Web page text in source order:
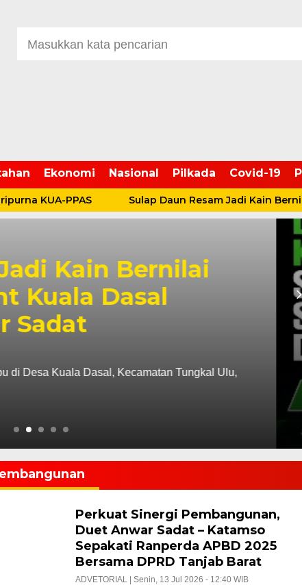
Ekonomi Nasional Pilkada Covid-19
PPAS Sulap Daun Resam Jadi Kain Bernilai
– Katamso Salurkan
Kebakaran
kerja Bupati Tanjung Jabung Barat, Drs. H. Anwar
Perkuat Sinergi Pembangunan,
Duet Anwar Sadat – Katamso
Sepakati Ranperda APBD 2025
Bersama DPRD Tanjab Barat
ADVETORIAL | Senin, 13 Jul 2026 - 12:40 WIB